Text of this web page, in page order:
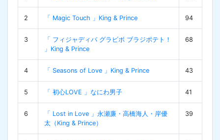
2 「 Magic Touch 」King & Prince 94
3
「 フィジャディバ グラビボ ブラジポテト！
」King & Prince
68
4 「 Seasons of Love 」King & Prince 43
5 「 初心LOVE 」なにわ男子 41
6
「 Lost in Love 」永瀬廉・高橋海人・岸優
太（King & Prince）
39